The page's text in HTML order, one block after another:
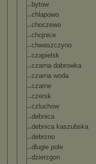
bytow
chlapowo
choczewo
chojnice
chwaszczyno
czapiels k
czarna dabrowka
czarna woda
czarne
czersk
czluchow
debnica
debnica kaszubska
debrzno
dlugie pole
dzierzgon